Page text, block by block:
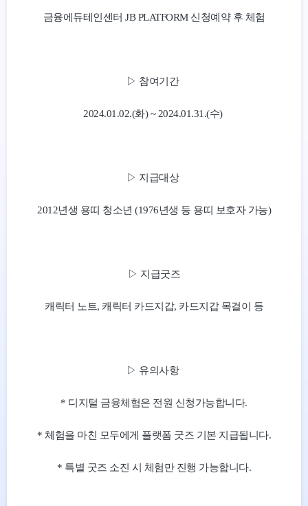
금융에듀테인센터 JB PLATFORM 신청예약 후 체험
▷ 참여기간
2024.01.02.(화) ~ 2024.01.31.(수)
▷ 지급대상
2012년생 용띠 청소년 (1976년생 등 용띠 보호자 가능)
▷ 지급굿즈
캐릭터 노트, 캐릭터 카드지갑, 카드지갑 목걸이 등
▷ 유의사항
* 디지털 금융체험은 전원 신청가능합니다.
* 체험을 마친 모두에게 플랫폼 굿즈 기본 지급됩니다.
* 특별 굿즈 소진 시 체험만 진행 가능합니다.